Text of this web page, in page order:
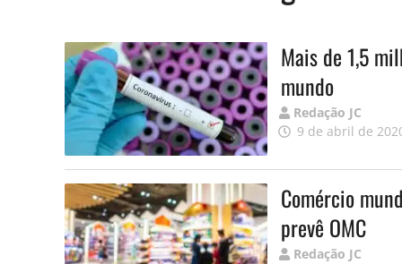
Mais de 1,5
mundo
Publicado
por
Redação JC
9 de abril de
Comércio
prevê OMC
Publicado
Redação JC